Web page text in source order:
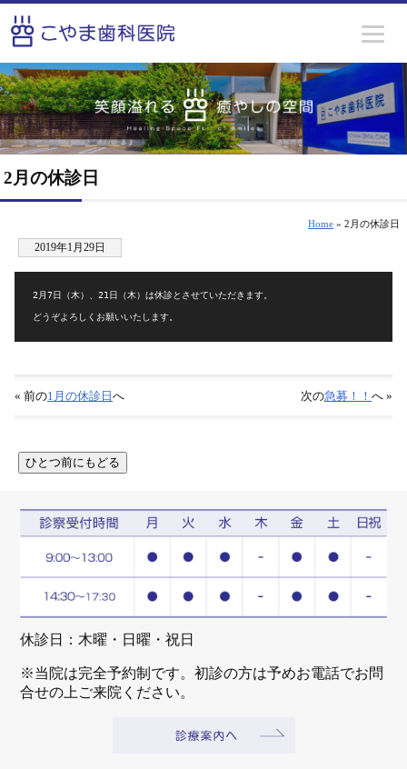
2月の休診日
Home » 2月の休診日
2019年1月29日
2月7日（木）、21日（木）は休診とさせていただきます。
どうぞよろしくお願いいたします。
« 前の1月の休診日 へ 次の急募！！ へ »
休診日：木曜・日曜・祝日
※当院は完全予約制です。初診の方は予めお電話でお問
合せの上ご来院ください。